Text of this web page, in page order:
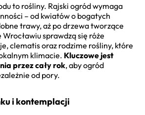
to rośliny. Rajski ogród wymaga
– od kwiatów o bogatych
trawy, aż po drzewa tworzące
sprawdzą się róże
clematis oraz rodzime rośliny, które
klimacie. Kluczowe jest
przez cały rok, aby ogród
od pory.
i kontemplacji